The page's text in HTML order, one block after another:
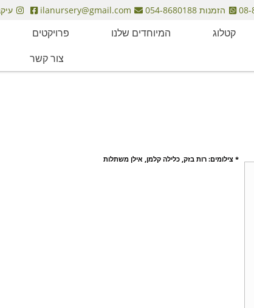
הזמנות 054-8680188 ilanursery@gmail.com
קטלוג המיוחדים שלנו פרויקטים
צור קשר
* צילומים: רות בזק, כלילה קלמן, אילן משתלות